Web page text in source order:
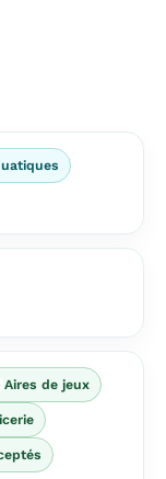
Aires de jeux